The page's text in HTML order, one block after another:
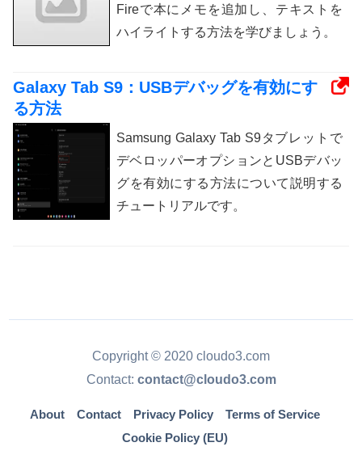
Fireで本にメモを追加し、テキストを
ハイライトする方法を学びましょう。
Galaxy Tab S9：USBデバッグを有効にす
る方法
Samsung Galaxy Tab S9タブレットで
デベロッパーオプションとUSBデバッ
グを有効にする方法について説明する
チュートリアルです。
Copyright © 2020 cloudo3.com
Contact: contact@cloudo3.com
About Contact Privacy Policy
Terms of Service
Cookie Policy (EU)